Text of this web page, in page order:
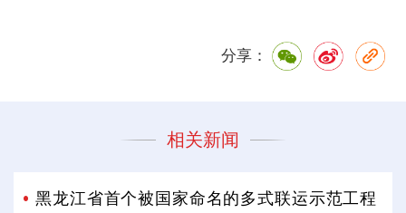
分享：
相关新闻
黑龙江省首个被国家命名的多式联运示范工程